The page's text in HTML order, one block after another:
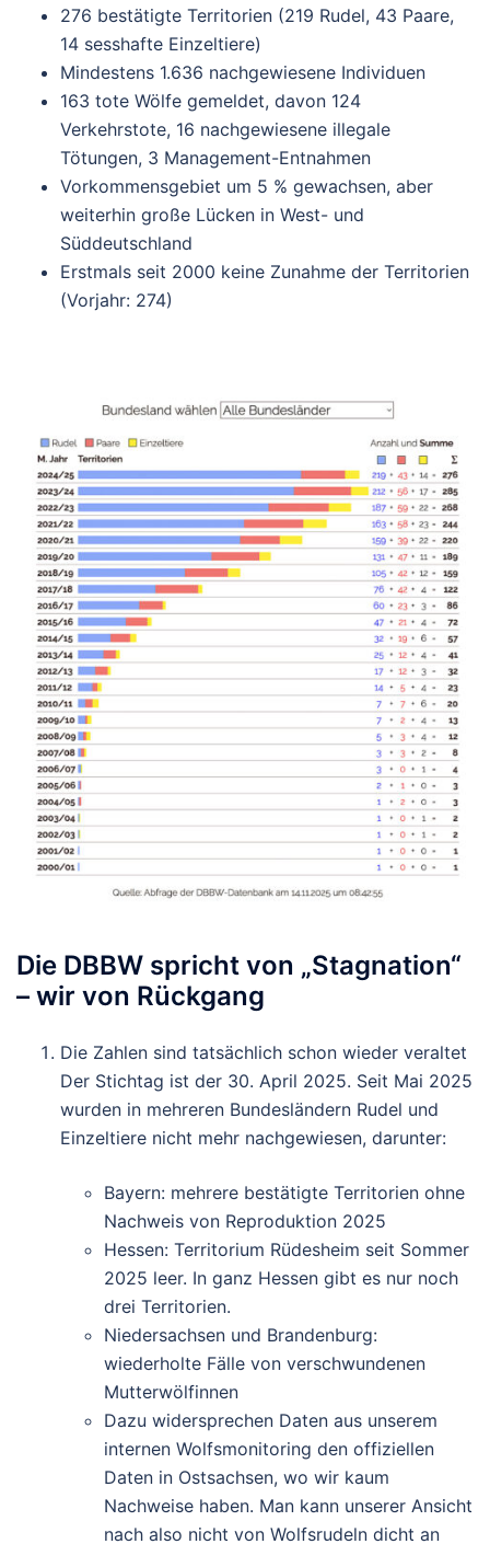
276 bestätigte Territorien (219 Rudel, 43 Paare,
14 sesshafte Einzeltiere)
Mindestens 1.636 nachgewiesene Individuen
163 tote Wölfe gemeldet, davon 124
Verkehrstote, 16 nachgewiesene illegale
Tötungen, 3 Management-Entnahmen
Vorkommensgebiet um 5 % gewachsen, aber
weiterhin große Lücken in West- und
Süddeutschland
Erstmals seit 2000 keine Zunahme der Territorien
(Vorjahr: 274)
Die DBBW spricht von „Stagnation“
– wir von Rückgang
Die Zahlen sind tatsächlich schon wieder veraltet
Der Stichtag ist der 30. April 2025. Seit Mai 2025
wurden in mehreren Bundesländern Rudel und
Einzeltiere nicht mehr nachgewiesen, darunter:
Bayern: mehrere bestätigte Territorien ohne
Nachweis von Reproduktion 2025
Hessen: Territorium Rüdesheim seit Sommer
2025 leer. In ganz Hessen gibt es nur noch
drei Territorien.
Niedersachsen und Brandenburg:
wiederholte Fälle von verschwundenen
Mutterwölfinnen
Dazu widersprechen Daten aus unserem
internen Wolfsmonitoring den offiziellen
Daten in Ostsachsen, wo wir kaum
Nachweise haben. Man kann unserer Ansicht
nach also nicht von Wolfsrudeln dicht an